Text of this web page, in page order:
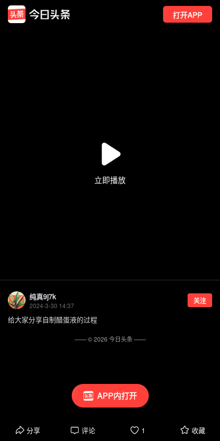
打开APP
APP内打开
纯真9j7k
2024-3-30 14:37
关注
给大家分享自制醋蛋液的过程
分享 评论 1 收藏
—— ©2026 今日头条——